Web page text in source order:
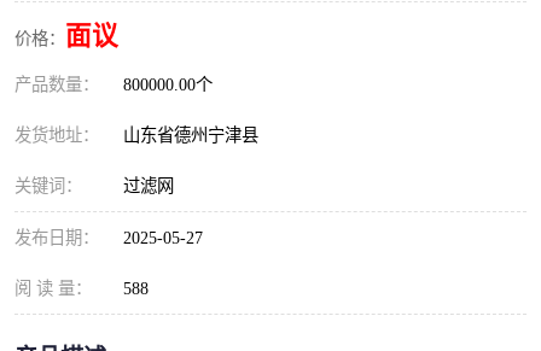
价格： 面议
产品数量： 800000.00个
发货地址： 山东省德州宁津县
关键词： 过滤网
发布日期： 2025-05-27
阅 读 量： 588